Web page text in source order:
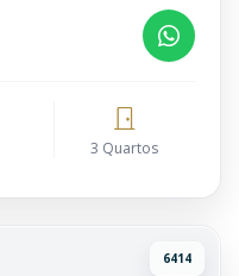
3 Quartos
6414